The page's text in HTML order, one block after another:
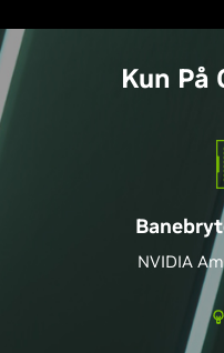
Kun På
NVIDIA